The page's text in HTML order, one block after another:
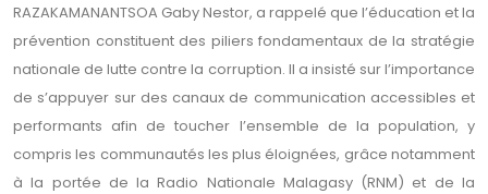
RAZAKAMANANTSOA Gaby Nestor, a rappelé que l’éducation et la
prévention constituent des piliers fondamentaux de la stratégie
nationale de lutte contre la corruption. Il a insisté sur l’importance
de s’appuyer sur des canaux de communication accessibles et
performants afin de toucher l’ensemble de la population, y
compris les communautés les plus éloignées, grâce notamment
à la portée de la Radio Nationale Malagasy (RNM) et de la